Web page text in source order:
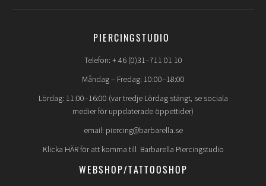
PIERCINGSTUDIO
Telefon: + 46 (0)31–711 01 10
Måndag – Fredag: 10:00–18:00
Lördag: 11:00–16:00 (var tredje Lördag stängt, se sociala
medier för uppdaterade öppettider)
email: piercing@barbarella.se
Klicka HÄR för att komma till Barbarella Piercingstudio
WEBSHOP/TATTOOSHOP